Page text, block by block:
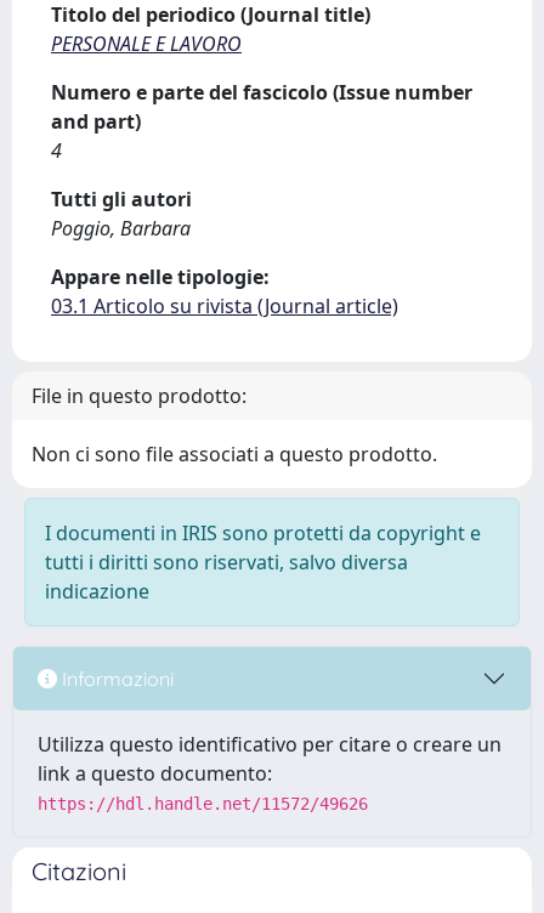
Titolo del periodico (Journal title)
PERSONALE E LAVORO
Numero e parte del fascicolo (Issue number
and part)
4
Tutti gli autori
Poggio, Barbara
Appare nelle tipologie:
03.1 Articolo su rivista (Journal article)
File in questo prodotto:
Non ci sono file associati a questo prodotto.
I documenti in IRIS sono protetti da copyright e
tutti i diritti sono riservati, salvo diversa
indicazione
Informazioni
Utilizza questo identificativo per citare o creare un
link a questo documento:
https://hdl.handle.net/11572/49626
Citazioni